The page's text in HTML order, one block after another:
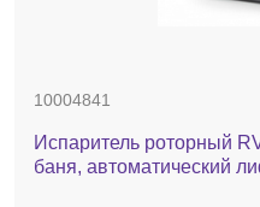
10004841
Испаритель роторный
баня, автоматический